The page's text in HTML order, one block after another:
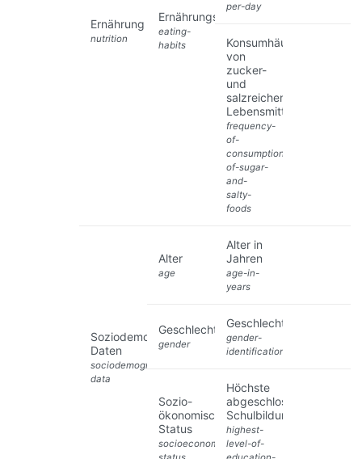
Ernährung
nutrition
Ernährungsmuster
eating-
habits
per-day
Konsumhäufigkeit
von
zucker-
und
salzreichen
Lebensmitteln
frequency-
of-
consumption-
of-sugar-
and-
salty-
foods
Soziodemographische
Daten
sociodemographic-
data
Alter
age
Alter in
Jahren
age-in-
years
Geschlecht
gender
Geschlecht
gender-
identification
Sozio-
ökonomischer
Status
socioeconomic-
Höchste
abgeschlossene
Schulbildung
highest-
level-of-